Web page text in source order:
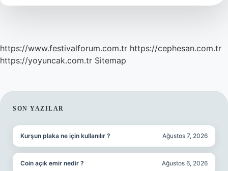
https://www.festivalforum.com.tr https://cephesan.com.tr
https://yoyuncak.com.tr Sitemap
SIDEBAR
SON YAZILAR
Kurşun plaka ne için kullanılır ? Ağustos 7, 2026
Coin açık emir nedir ? Ağustos 6, 2026